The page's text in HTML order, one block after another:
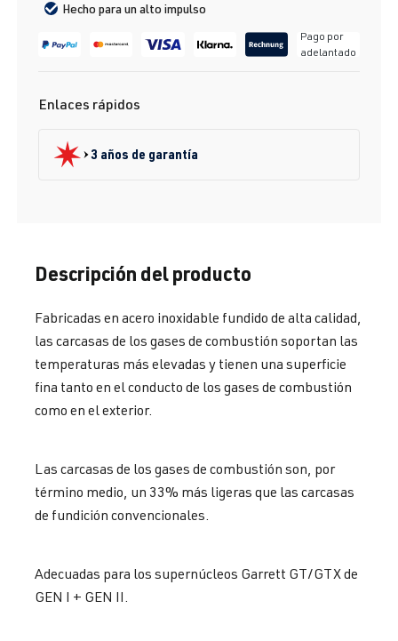
Hecho para un alto impulso
Pago por
adelantado
Enlaces rápidos
3 años de garantía
Descripción del producto
Fabricadas en acero inoxidable fundido de alta calidad,
las carcasas de los gases de combustión soportan las
temperaturas más elevadas y tienen una superficie
fina tanto en el conducto de los gases de combustión
como en el exterior.
Las carcasas de los gases de combustión son, por
término medio, un 33% más ligeras que las carcasas
de fundición convencionales.
Adecuadas para los supernúcleos Garrett GT/GTX de
GEN I + GEN II.